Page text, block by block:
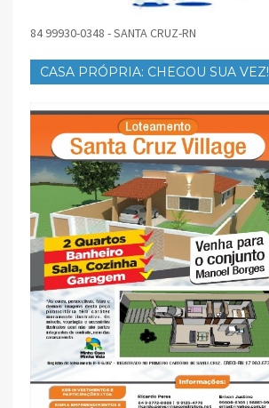
84 99930-0348 - SANTA CRUZ-RN
CASA PRÓPRIA: CHEGOU SUA VEZ!